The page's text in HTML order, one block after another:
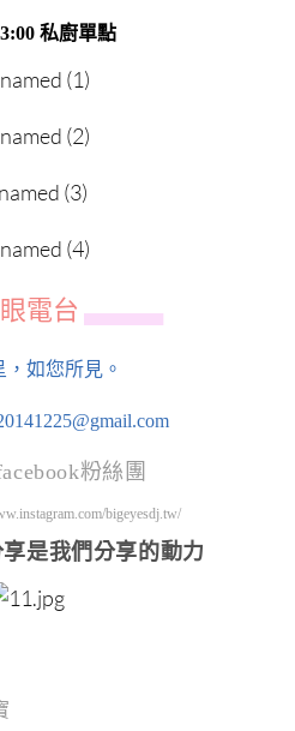
私廚單點
電台 ▄▄▄▄▄▄
，如您所見。
粉絲團
bigeyesdj.tw/
是我們分享的動力